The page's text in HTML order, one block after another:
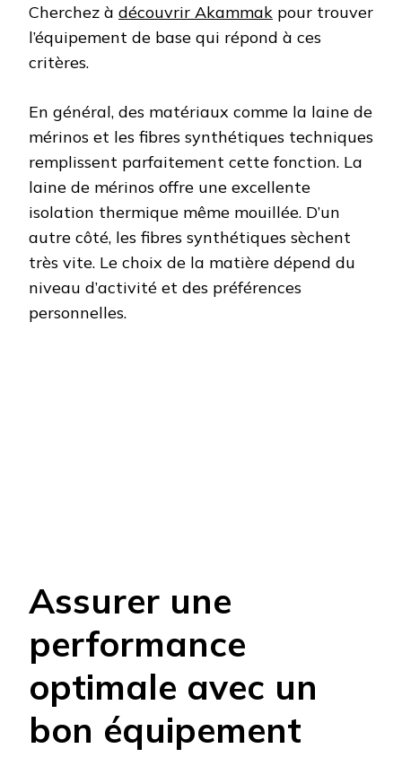
Cherchez à découvrir Akammak pour trouver
l’équipement de base qui répond à ces
critères.
En général, des matériaux comme la laine de
mérinos et les fibres synthétiques techniques
remplissent parfaitement cette fonction. La
laine de mérinos offre une excellente
isolation thermique même mouillée. D’un
autre côté, les fibres synthétiques sèchent
très vite. Le choix de la matière dépend du
niveau d’activité et des préférences
personnelles.
Assurer une
performance
optimale avec un
bon équipement